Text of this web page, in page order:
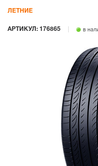
АРТИКУЛ: 176865 в
ЛЕТНИЕ